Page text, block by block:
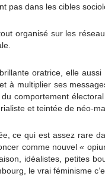
pas dans les cibles
organisé sur les
oratrice, elle
à multiplier ses
comportement
et teintée de néo-
ce qui est assez rare
comme nouvel «
idéalistes, petites
le vrai féminisme